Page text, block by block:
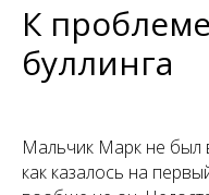
К
буллинга
Мальчик Марк не был
как казалось на